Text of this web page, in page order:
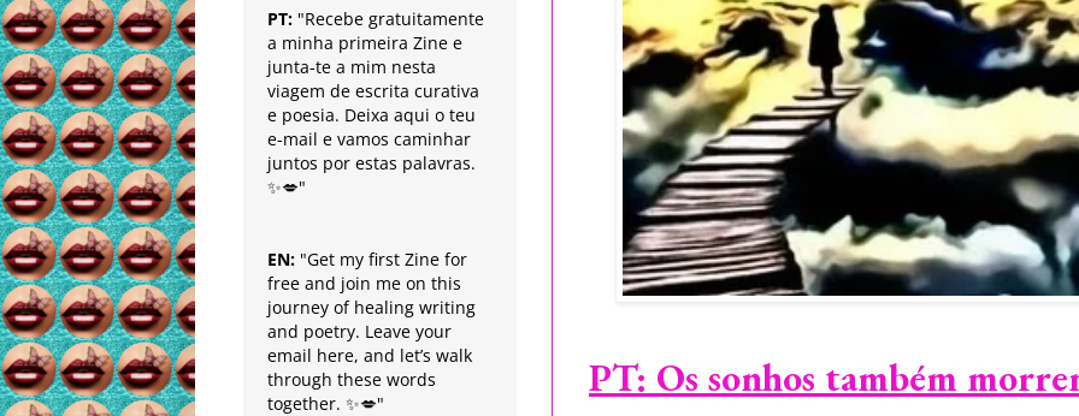
PT: Os sonhos também
PT: "Recebe gratuitamente
a minha primeira Zine e
junta-te a mim nesta
viagem de escrita curativa
e poesia. Deixa aqui o teu
e-mail e vamos caminhar
juntos por estas palavras.
✨💋"
EN: "Get my first Zine for
free and join me on this
journey of healing writing
and poetry. Leave your
email here, and let’s walk
through these words
together. ✨💋"